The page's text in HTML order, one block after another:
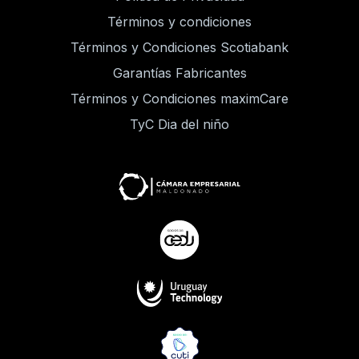
Términos y condiciones
Términos y Condiciones Scotiabank
Garantías Fabricantes
Términos y Condiciones maximCare
TyC Dia del niño